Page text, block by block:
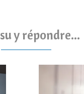
y répondre...